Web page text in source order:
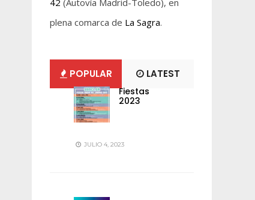
42 (Autovía Madrid-Toledo), en
plena comarca de La Sagra.
POPULAR LATEST
Fiestas
2023
JULIO 4, 2023